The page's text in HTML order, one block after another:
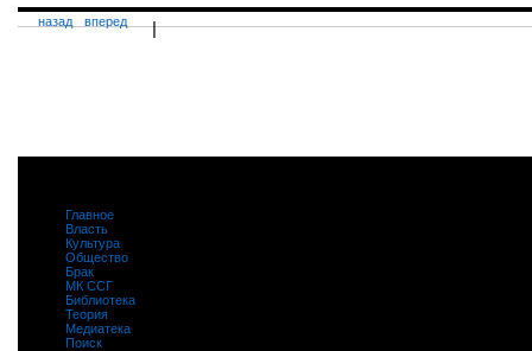
назад |
вперед
Главное
Власть
Культура
Общество
Брак
МК ССГ
Библиотека
Теория
Медиатека
Поиск